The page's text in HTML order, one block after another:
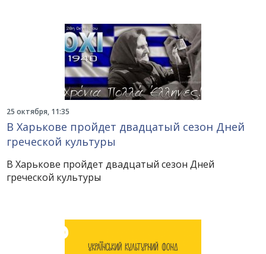
25 октября, 11:35
В Харькове пройдет двадцатый сезон Дней
греческой культуры
В Харькове пройдет двадцатый сезон Дней
греческой культуры